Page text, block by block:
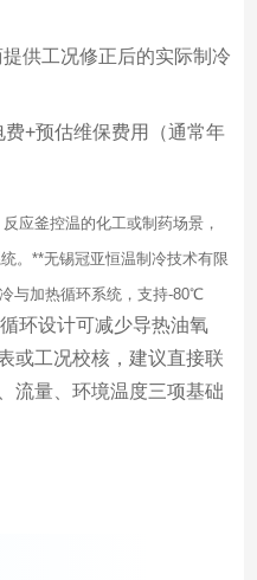
供工况修正后的实际制冷
+预估维保费用（通常年
应釜控温的化工或制药场景，
。**无锡冠亚恒温制冷技术有限
与加热循环系统，支持-80℃
环设计可减少导热油氧
或工况校核，建议直接联
流量、环境温度三项基础